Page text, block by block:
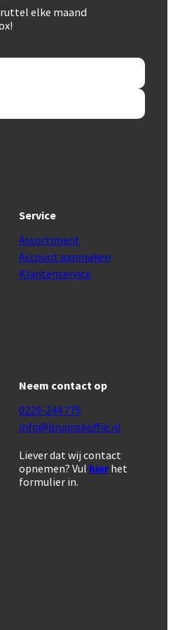
elke maand
Service
Assortiment
Account aanmaken
Klantenservice
Neem contact op
0229-244 775
info@bruijnskoffie.nl
Liever dat wij contact
opnemen? Vul hierhet
formulier in.